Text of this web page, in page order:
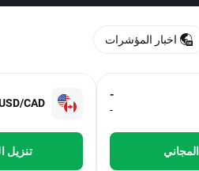
-
-
CAD
تنزيل
اخبار المؤشرات